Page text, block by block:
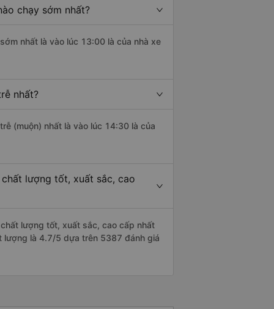
chạy sớm nhất?
nhất là vào lúc 13:00 là của nhà xe
nhất?
(muộn) nhất là vào lúc 14:30 là của
lượng tốt, xuất sắc, cao
lượng tốt, xuất sắc, cao cấp nhất
lượng là 4.7/5 dựa trên 5387 đánh giá